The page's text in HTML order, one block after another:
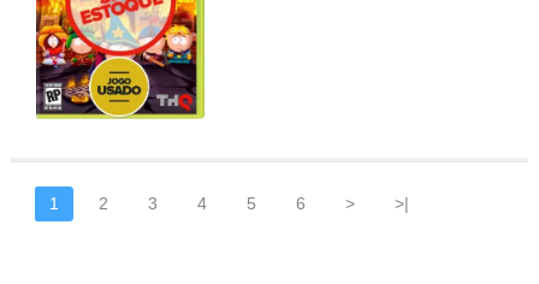
1 2 3 4 5 6 > >|